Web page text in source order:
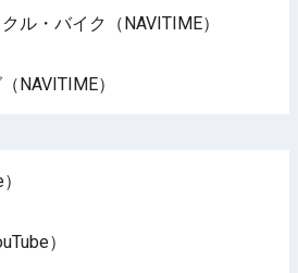
ル・バイク（NAVITIME）
NAVITIME）
）